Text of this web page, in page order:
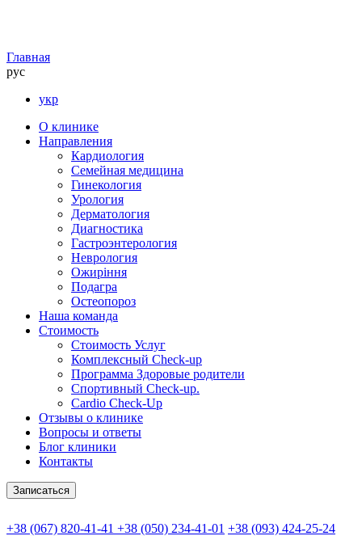
Главная
рус
укр
О клинике
Направления
Кардиология
Семейная медицина
Гинекология
Урология
Дерматология
Диагностика
Гастроэнтерология
Неврология
Ожиріння
Подагра
Остеопороз
Наша команда
Стоимость
Стоимость Услуг
Комплексный Check-up
Программа Здоровые родители
Спортивный Check-up.
Cardio Check-Up
Отзывы о клинике
Вопросы и ответы
Блог клиники
Контакты
Записаться
+38 (067) 820-41-41 +38 (050) 234-41-01 +38 (093) 424-25-24